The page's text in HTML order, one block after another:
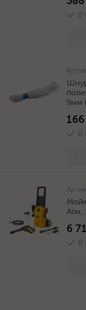
В
-
9мм
В
-
Атм,
6
В
-